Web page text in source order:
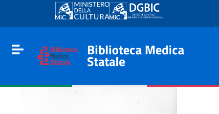
Go to content
Go to the navigation menu
Go to the footer
Toggle navigation
Biblioteca Medica
Statale